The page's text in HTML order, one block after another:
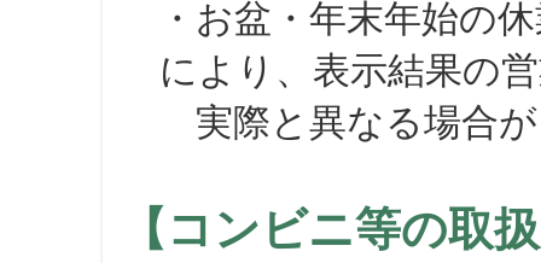
・お盆・年末年始の
により、表示結果の
実際と異なる場合が
【コンビニ等の取